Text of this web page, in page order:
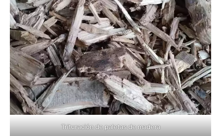
Trituración de paletas de madera